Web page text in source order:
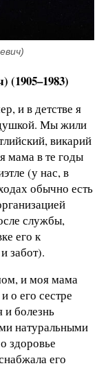
и в детстве я
Мы жили
викарий
мама в те годы
(у нас, в
обычно есть
службы,
его к
забот).
и моя мама
о его сестре
и болезнь
натуральными
здоровье
его